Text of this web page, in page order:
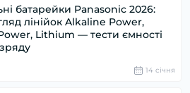
батарейки Panasonic 2026:
лінійок Alkaline Power,
Lithium — тести ємності
14 cічня